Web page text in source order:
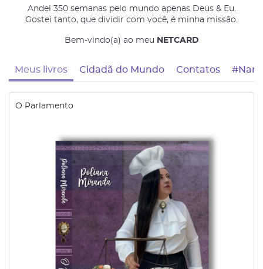
Andei 350 semanas pelo mundo apenas Deus & Eu.
Gostei tanto, que dividir com você, é minha missão.
Bem-vindo(a) ao meu NETCARD
Meus livros Cidadã do Mundo Contatos
O Parlamento